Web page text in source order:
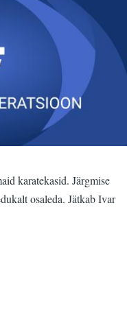
karatekasid. Järgmise
osaleda. Jätkab Ivar